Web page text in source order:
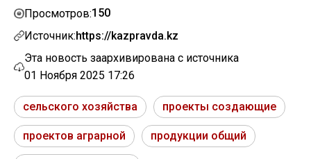
Просмотров:150
Источник:https://kazpravda.kz
Эта новость заархивирована с источника
01 Ноября 2025 17:26
сельского хозяйства проекты создающие
проектов аграрной продукции общий